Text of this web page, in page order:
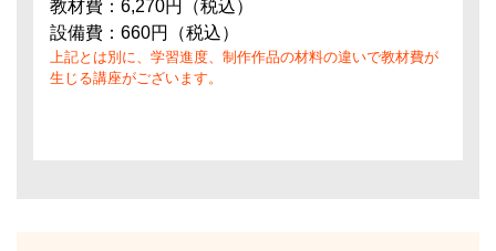
教材費：6,270円（税込）
設備費：660円（税込）
上記とは別に、学習進度、制作作品の材料の違いで教材費が
生じる講座がございます。